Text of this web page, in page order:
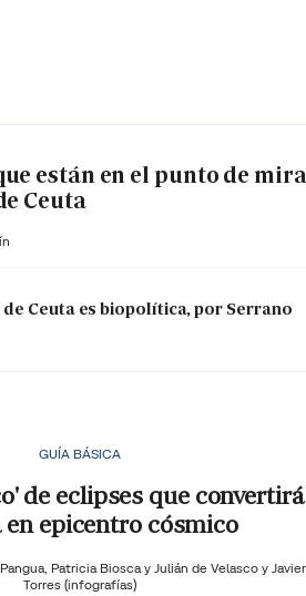
están en el punto de mira
Ceuta
de Ceuta es biopolítica, por Serrano
GUÍA BÁSICA
de eclipses que convertirá
en epicentro cósmico
Patricia Biosca y Julián de Velasco y Javier
Torres (infografías)